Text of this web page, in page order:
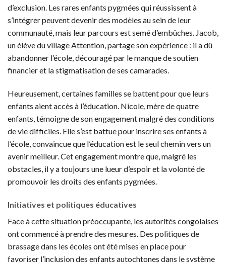
d’exclusion. Les rares enfants pygmées qui réussissent à
s’intégrer peuvent devenir des modèles au sein de leur
communauté, mais leur parcours est semé d’embûches. Jacob,
un élève du village Attention, partage son expérience : il a dû
abandonner l’école, découragé par le manque de soutien
financier et la stigmatisation de ses camarades.
Heureusement, certaines familles se battent pour que leurs
enfants aient accès à l’éducation. Nicole, mère de quatre
enfants, témoigne de son engagement malgré des conditions
de vie difficiles. Elle s’est battue pour inscrire ses enfants à
l’école, convaincue que l’éducation est le seul chemin vers un
avenir meilleur. Cet engagement montre que, malgré les
obstacles, il y a toujours une lueur d’espoir et la volonté de
promouvoir les droits des enfants pygmées.
Initiatives et politiques éducatives
Face à cette situation préoccupante, les autorités congolaises
ont commencé à prendre des mesures. Des politiques de
brassage dans les écoles ont été mises en place pour
favoriser l’inclusion des enfants autochtones dans le système